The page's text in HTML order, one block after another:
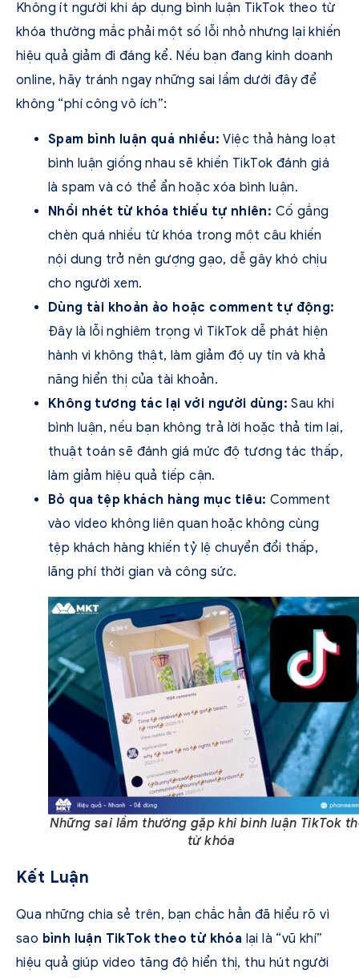
Không ít người khi áp dụng bình luận TikTok theo từ
khóa thường mắc phải một số lỗi nhỏ nhưng lại khiến
hiệu quả giảm đi đáng kể. Nếu bạn đang kinh doanh
online, hãy tránh ngay những sai lầm dưới đây để
không “phí công vô ích”:
Spam bình luận quá nhiều:Việc thả hàng loạt
bình luận giống nhau sẽ khiến TikTok đánh giá
là spam và có thể ẩn hoặc xóa bình luận.
Nhồi nhét từ khóa thiếu tự nhiên: Cố gắng
chèn quá nhiều từ khóa trong một câu khiến
nội dung trở nên gượng gạo, dễ gây khó chịu
cho người xem.
Dùng tài khoản ảo hoặc comment tự động:
Đây là lỗi nghiêm trọng vì TikTok dễ phát hiện
hành vi không thật, làm giảm độ uy tín và khả
năng hiển thị của tài khoản.
Không tương tác lại với người dùng:Sau khi
bình luận, nếu bạn không trả lời hoặc thả tim lại,
thuật toán sẽ đánh giá mức độ tương tác thấp,
làm giảm hiệu quả tiếp cận.
Bỏ qua tệp khách hàng mục tiêu: Comment
vào video không liên quan hoặc không cùng
tệp khách hàng khiến tỷ lệ chuyển đổi thấp,
lãng phí thời gian và công sức.
Những sai lầm thường gặp khi bình luận TikTok
từ khóa
Kết Luận
Qua những chia sẻ trên, bạn chắc hẳn đã hiểu rõ vì
sao bình luận TikTok theo từ khóa lại là “vũ khí”
hiệu quả giúp video tăng độ hiển thị, thu hút người